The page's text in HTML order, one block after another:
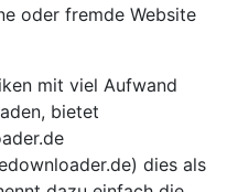
oder fremde Website
mit viel Aufwand
bietet
dies als